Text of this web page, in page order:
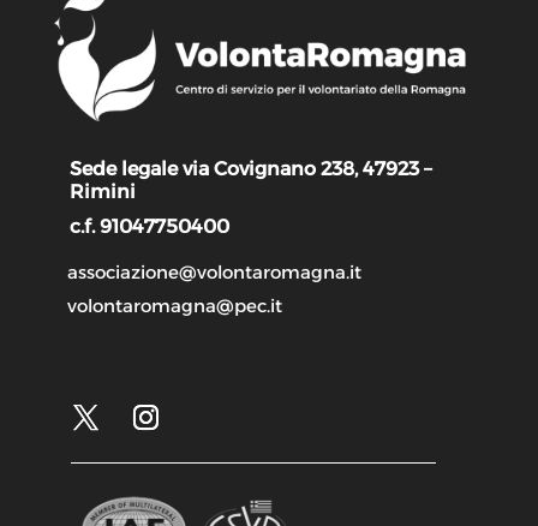
Sede legale via Covignano 238, 47923 –
Rimini
c.f. 91047750400
associazione@volontaromagna.it
volontaromagna@pec.it